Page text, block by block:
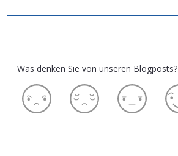
Was denken Sie von unseren Blogposts?